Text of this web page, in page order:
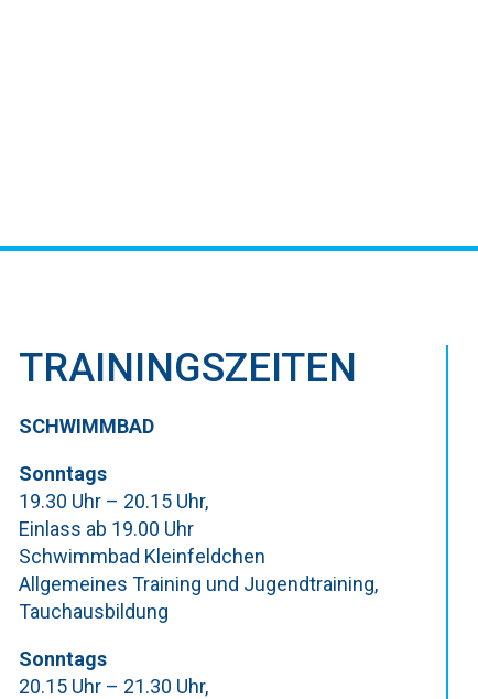
TRAININGSZEITEN
SCHWIMMBAD
Sonntags
19.30 Uhr – 20.15 Uhr,
Einlass ab 19.00 Uhr
Schwimmbad Kleinfeldchen
Allgemeines Training und Jugendtraining,
Tauchausbildung
Sonntags
20.15 Uhr – 21.30 Uhr,